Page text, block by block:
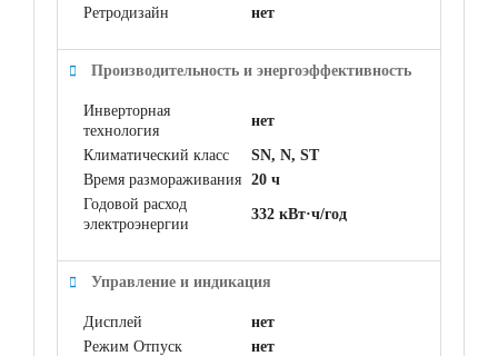
Ретродизайн
нет
Производительность и энергоэффективность
Инверторная
технология
нет
Климатический класс
SN, N, ST
Время размораживания 20 ч
Годовой расход
электроэнергии
332 кВт·ч/год
Управление и индикация
Дисплей
нет
Режим Отпуск
нет